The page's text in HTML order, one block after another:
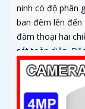
ninh có độ phân
ban đêm lên
đàm thoại hai
sát toàn diện.
nhận diện
quản lý và an